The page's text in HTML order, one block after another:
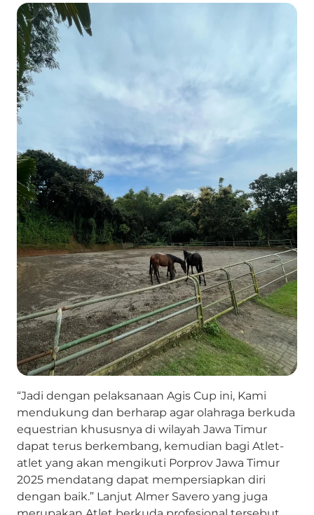
“Jadi dengan pelaksanaan Agis Cup ini, Kami
mendukung dan berharap agar olahraga berkuda
equestrian khususnya di wilayah Jawa Timur
dapat terus berkembang, kemudian bagi Atlet-
atlet yang akan mengikuti Porprov Jawa Timur
2025 mendatang dapat mempersiapkan diri
dengan baik.” Lanjut Almer Savero yang juga